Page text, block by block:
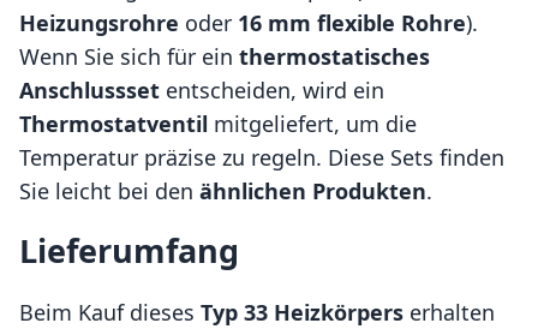
Heizungsrohre oder 16 mm flexible Rohre).
Wenn Sie sich für ein thermostatisches
Anschlussset entscheiden, wird ein
Thermostatventil mitgeliefert, um die
Temperatur präzise zu regeln. Diese Sets finden
Sie leicht bei den ähnlichen Produkten.
Lieferumfang
Beim Kauf dieses Typ 33 Heizkörpers erhalten